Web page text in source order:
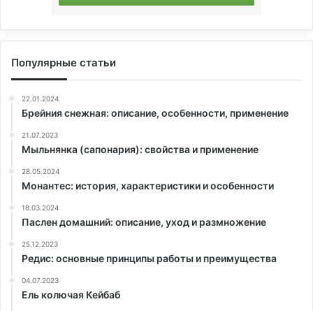
Популярные статьи
22.01.2024
Брейния снежная: описание, особенности, применение
21.07.2023
Мыльнянка (сапонария): свойства и применение
28.05.2024
Монантес: история, характеристики и особенности
18.03.2024
Паслен домашний: описание, уход и размножение
25.12.2023
Редис: основные принципы работы и преимущества
04.07.2023
Ель колючая Кейбаб